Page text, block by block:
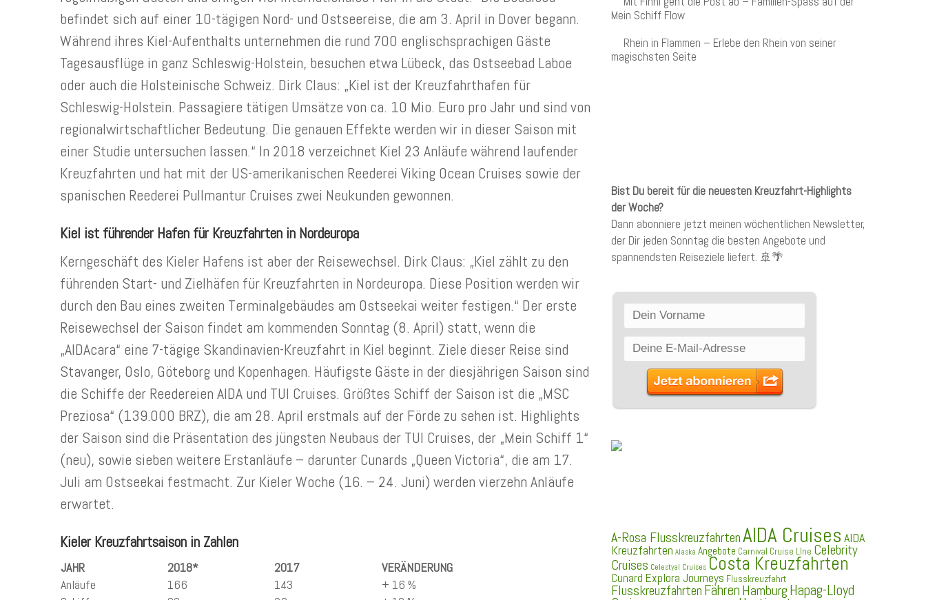
befindet sich auf einer 10-tägigen Nord- und Ostseereise, die am 3. April in Dover begann.
Während ihres Kiel-Aufenthalts unternehmen die rund 700 englischsprachigen Gäste
Tagesausflüge in ganz Schleswig-Holstein, besuchen etwa Lübeck, das Ostseebad Laboe
oder auch die Holsteinische Schweiz. Dirk Claus: „Kiel ist der Kreuzfahrthafen für
Schleswig-Holstein. Passagiere tätigen Umsätze von ca. 10 Mio. Euro pro Jahr und sind von
regionalwirtschaftlicher Bedeutung. Die genauen Effekte werden wir in dieser Saison mit
einer Studie untersuchen lassen.“ In 2018 verzeichnet Kiel 23 Anläufe während laufender
Kreuzfahrten und hat mit der US-amerikanischen Reederei Viking Ocean Cruises sowie der
spanischen Reederei Pullmantur Cruises zwei Neukunden gewonnen.
Kiel ist führender Hafen für Kreuzfahrten in Nordeuropa
Kerngeschäft des Kieler Hafens ist aber der Reisewechsel. Dirk Claus: „Kiel zählt zu den
führenden Start- und Zielhäfen für Kreuzfahrten in Nordeuropa. Diese Position werden wir
durch den Bau eines zweiten Terminalgebäudes am Ostseekai weiter festigen.“ Der erste
Reisewechsel der Saison findet am kommenden Sonntag (8. April) statt, wenn die
„AIDAcara“ eine 7-tägige Skandinavien-Kreuzfahrt in Kiel beginnt. Ziele dieser Reise sind
Stavanger, Oslo, Göteborg und Kopenhagen. Häufigste Gäste in der diesjährigen Saison sind
die Schiffe der Reedereien AIDA und TUI Cruises. Größtes Schiff der Saison ist die „MSC
Preziosa“ (139.000 BRZ), die am 28. April erstmals auf der Förde zu sehen ist. Highlights
der Saison sind die Präsentation des jüngsten Neubaus der TUI Cruises, der „Mein Schiff 1“
(neu), sowie sieben weitere Erstanläufe – darunter Cunards „Queen Victoria“, die am 17.
Juli am Ostseekai festmacht. Zur Kieler Woche (16. – 24. Juni) werden vierzehn Anläufe
erwartet.
Kieler Kreuzfahrtsaison in Zahlen
JAHR 2018* 2017
VERÄNDERUNG
Anläufe
166 143
+ 16 %
Mein Schiff Flow
Rhein in Flammen – Erlebe den Rhein von seiner
magischsten Seite
Bist Du bereit für die neuesten Kreuzfahrt-Highlights
der Woche?
Dann abonniere jetzt meinen wöchentlichen Newsletter,
der Dir jeden Sonntag die besten Angebote und
spannendsten Reiseziele liefert. 🚢🌴
A-Rosa FlusskreuzfahrtenAIDA Cruises AIDA
Kreuzfahrten Alaska Angebote Carnival Cruise LIne Celebrity
Cruises Celestyal Cruises Costa Kreuzfahrten
Cunard Explora Journeys Flusskreuzfahrt
Flusskreuzfahrten FährenHamburgHapag-Lloyd